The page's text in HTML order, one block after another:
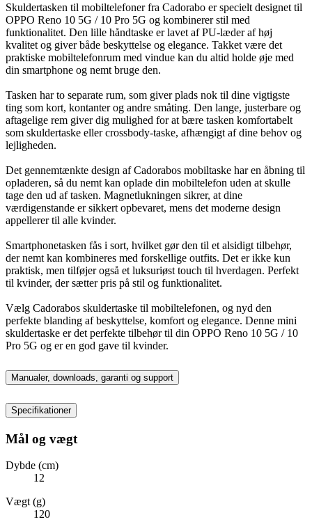
Skuldertasken til mobiltelefoner fra Cadorabo er specielt designet til
OPPO Reno 10 5G / 10 Pro 5G og kombinerer stil med
funktionalitet. Den lille håndtaske er lavet af PU-læder af høj
kvalitet og giver både beskyttelse og elegance. Takket være det
praktiske mobiltelefonrum med vindue kan du altid holde øje med
din smartphone og nemt bruge den.
Tasken har to separate rum, som giver plads nok til dine vigtigste
ting som kort, kontanter og andre småting. Den lange, justerbare og
aftagelige rem giver dig mulighed for at bære tasken komfortabelt
som skuldertaske eller crossbody-taske, afhængigt af dine behov og
lejligheden.
Det gennemtænkte design af Cadorabos mobiltaske har en åbning til
opladeren, så du nemt kan oplade din mobiltelefon uden at skulle
tage den ud af tasken. Magnetlukningen sikrer, at dine
værdigenstande er sikkert opbevaret, mens det moderne design
appellerer til alle kvinder.
Smartphonetasken fås i sort, hvilket gør den til et alsidigt tilbehør,
der nemt kan kombineres med forskellige outfits. Det er ikke kun
praktisk, men tilføjer også et luksuriøst touch til hverdagen. Perfekt
til kvinder, der sætter pris på stil og funktionalitet.
Vælg Cadorabos skuldertaske til mobiltelefonen, og nyd den
perfekte blanding af beskyttelse, komfort og elegance. Denne mini
skuldertaske er det perfekte tilbehør til din OPPO Reno 10 5G / 10
Pro 5G og er en god gave til kvinder.
Manualer, downloads, garanti og support
Specifikationer
Mål og vægt
Dybde (cm)
12
Vægt (g)
120